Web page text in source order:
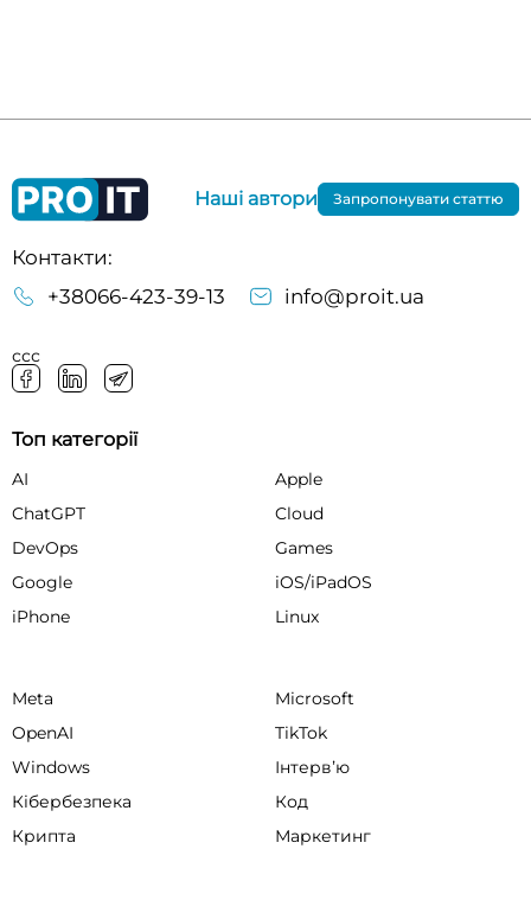
Контакти:
+38066-423-39-13
info@proit.ua
ссс
Наші автори Запропонувати статтю
Топ категорії
AI
Apple
ChatGPT
Cloud
DevOps
Games
Google
iOS/iPadOS
iPhone
Linux
Meta
Microsoft
OpenAI
TikTok
Windows
Інтервʼю
Кібербезпека
Код
Крипта
Маркетинг